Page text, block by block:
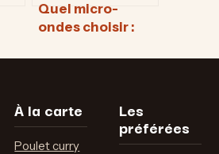
Quel micro-
ondes choisir :
pour adapter
À la carte
Poulet curry
Les
préférées